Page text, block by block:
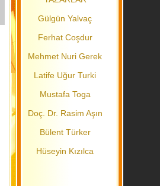
Gülgün Yalvaç
Ferhat Coşdur
Mehmet Nuri Gerek
Latife Uğur Turki
Mustafa Toga
Doç. Dr. Rasim Aşın
Bülent Türker
Hüseyin Kızılca